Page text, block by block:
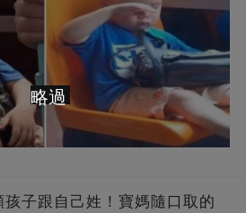
子跟自己姓！寶媽隨口取的
略過